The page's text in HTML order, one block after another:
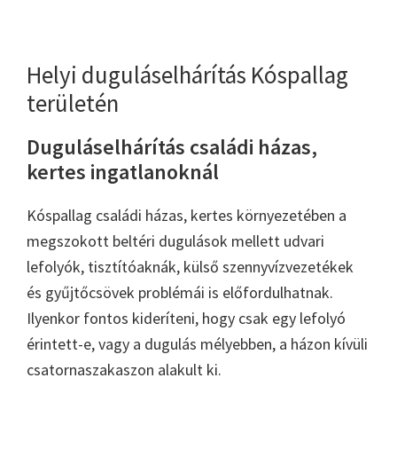
Helyi duguláselhárítás Kóspallag
területén
Duguláselhárítás családi házas,
kertes ingatlanoknál
Kóspallag családi házas, kertes környezetében a
megszokott beltéri dugulások mellett udvari
lefolyók, tisztítóaknák, külső szennyvízvezetékek
és gyűjtőcsövek problémái is előfordulhatnak.
Ilyenkor fontos kideríteni, hogy csak egy lefolyó
érintett-e, vagy a dugulás mélyebben, a házon kívüli
csatornaszakaszon alakult ki.